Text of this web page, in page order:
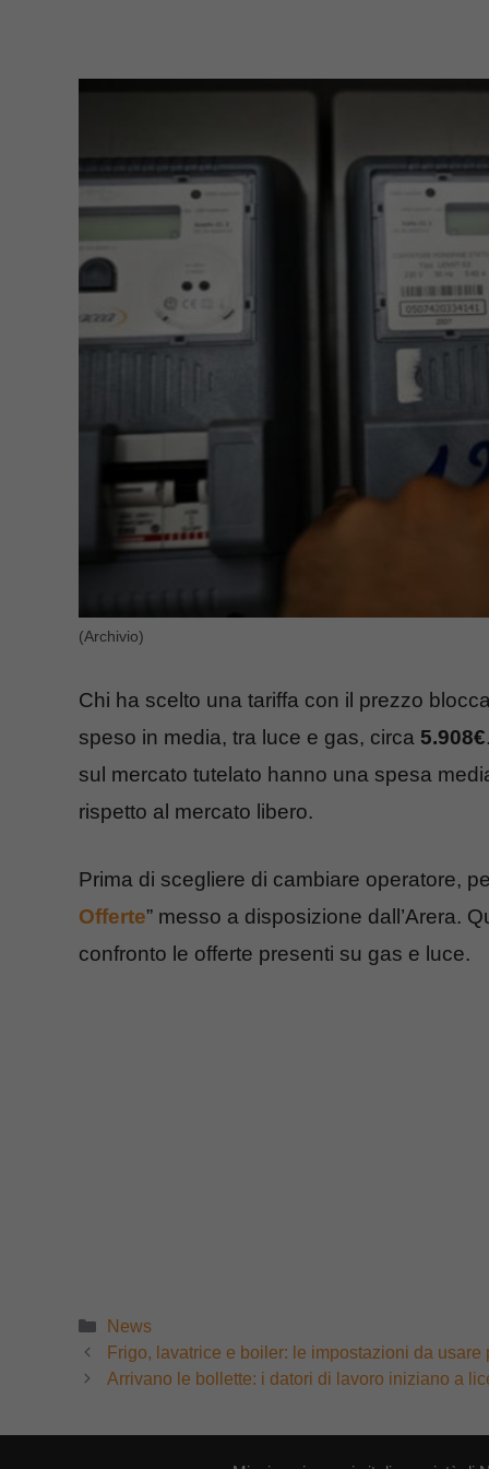
(Archivio)
Chi ha scelto una tariffa con il prezzo
speso in media, tra luce e gas, circa 5.908€
sul mercato tutelato hanno una spesa
rispetto al mercato libero.
Prima di scegliere di cambiare operatore,
Offerte” messo a disposizione dall’Arera.
confronto le offerte presenti su gas e luce.
Categorie
News
Frigo, lavatrice e boiler: le impostazioni da usare
Arrivano le bollette: i datori di lavoro iniziano a